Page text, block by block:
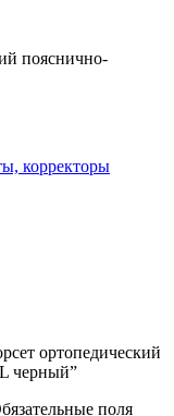
пояснично-
корректоры
ортопедический
черный”
поля